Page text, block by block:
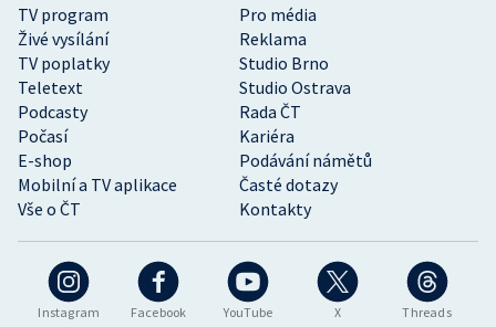
Instagram Facebook YouTube X Threads
TV program
Pro média
Živé vysílání
Reklama
TV poplatky
Studio Brno
Teletext
Studio Ostrava
Podcasty
Rada ČT
Počasí
Kariéra
E-shop
Podávání námětů
Mobilní a TV aplikace
Časté dotazy
Vše o ČT
Kontakty